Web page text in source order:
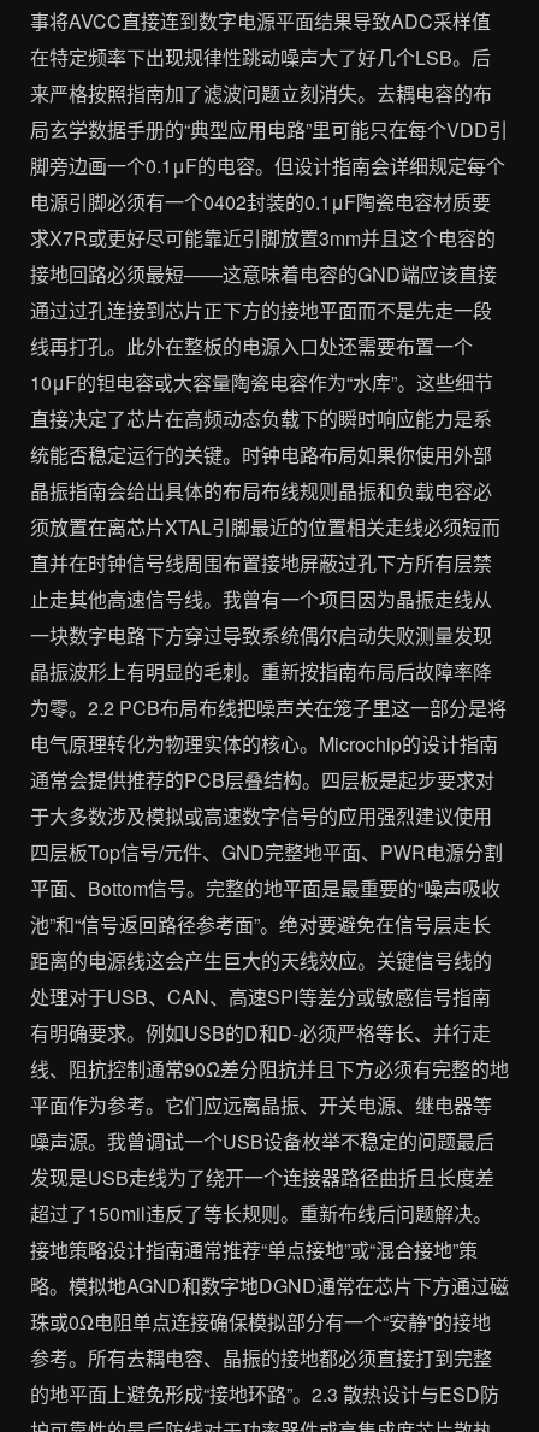
事将AVCC直接连到数字电源平面结果导致ADC采样值
在特定频率下出现规律性跳动噪声大了好几个LSB。后
来严格按照指南加了滤波问题立刻消失。去耦电容的布
局玄学数据手册的“典型应用电路”里可能只在每个VDD引
脚旁边画一个0.1μF的电容。但设计指南会详细规定每个
电源引脚必须有一个0402封装的0.1μF陶瓷电容材质要
求X7R或更好尽可能靠近引脚放置3mm并且这个电容的
接地回路必须最短——这意味着电容的GND端应该直接
通过过孔连接到芯片正下方的接地平面而不是先走一段
线再打孔。此外在整板的电源入口处还需要布置一个
10μF的钽电容或大容量陶瓷电容作为“水库”。这些细节
直接决定了芯片在高频动态负载下的瞬时响应能力是系
统能否稳定运行的关键。时钟电路布局如果你使用外部
晶振指南会给出具体的布局布线规则晶振和负载电容必
须放置在离芯片XTAL引脚最近的位置相关走线必须短而
直并在时钟信号线周围布置接地屏蔽过孔下方所有层禁
止走其他高速信号线。我曾有一个项目因为晶振走线从
一块数字电路下方穿过导致系统偶尔启动失败测量发现
晶振波形上有明显的毛刺。重新按指南布局后故障率降
为零。2.2 PCB布局布线把噪声关在笼子里这一部分是将
电气原理转化为物理实体的核心。Microchip的设计指南
通常会提供推荐的PCB层叠结构。四层板是起步要求对
于大多数涉及模拟或高速数字信号的应用强烈建议使用
四层板Top信号/元件、GND完整地平面、PWR电源分割
平面、Bottom信号。完整的地平面是最重要的“噪声吸收
池”和“信号返回路径参考面”。绝对要避免在信号层走长
距离的电源线这会产生巨大的天线效应。关键信号线的
处理对于USB、CAN、高速SPI等差分或敏感信号指南
有明确要求。例如USB的D和D-必须严格等长、并行走
线、阻抗控制通常90Ω差分阻抗并且下方必须有完整的地
平面作为参考。它们应远离晶振、开关电源、继电器等
噪声源。我曾调试一个USB设备枚举不稳定的问题最后
发现是USB走线为了绕开一个连接器路径曲折且长度差
超过了150mil违反了等长规则。重新布线后问题解决。
接地策略设计指南通常推荐“单点接地”或“混合接地”策
略。模拟地AGND和数字地DGND通常在芯片下方通过磁
珠或0Ω电阻单点连接确保模拟部分有一个“安静”的接地
参考。所有去耦电容、晶振的接地都必须直接打到完整
的地平面上避免形成“接地环路”。2.3 散热设计与ESD防